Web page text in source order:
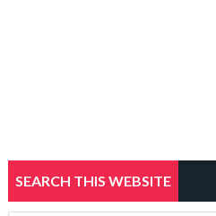
SEARCH THIS WEBSITE